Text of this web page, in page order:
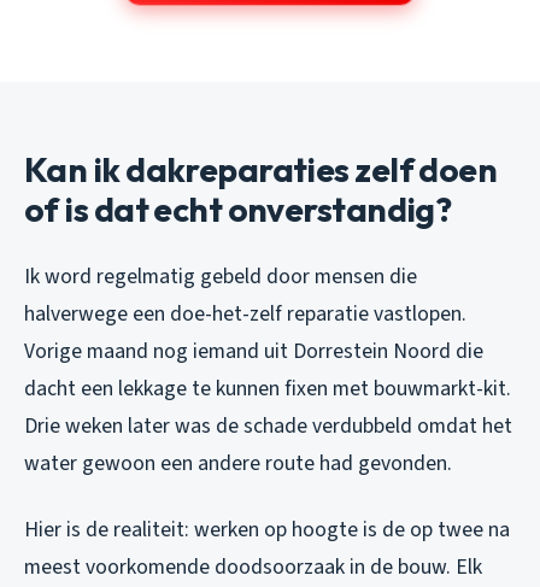
Kan ik dakreparaties zelf doen
of is dat echt onverstandig?
Ik word regelmatig gebeld door mensen die
halverwege een doe-het-zelf reparatie vastlopen.
Vorige maand nog iemand uit Dorrestein Noord die
dacht een lekkage te kunnen fixen met bouwmarkt-kit.
Drie weken later was de schade verdubbeld omdat het
water gewoon een andere route had gevonden.
Hier is de realiteit: werken op hoogte is de op twee na
meest voorkomende doodsoorzaak in de bouw. Elk